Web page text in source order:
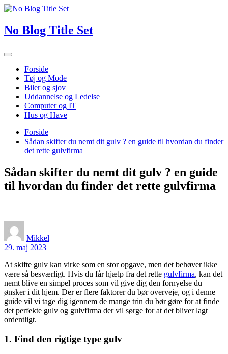
Skip
content
No Blog Title Set
Toggle
navigationForside
Tøj og Mode
Biler og sjov
Uddannelse og Ledelse
Computer og IT
Hus og Have
Forside
Sådan skifter du nemt dit gulv ? en guide til hvordan du finder
det rette gulvfirma
Sådan skifter du nemt dit gulv ? en guide
til hvordan du finder det rette gulvfirma
Mikkel
29. maj 2023
At skifte gulv kan virke som en stor opgave, men det behøver ikke
være så besværligt. Hvis du får hjælp fra det rette gulvfirma, kan det
nemt blive en simpel proces som vil give dig den fornyelse du
ønsker i dit hjem. Der er flere faktorer du bør overveje, og i denne
guide vil vi tage dig igennem de mange trin du bør gøre for at finde
det perfekte gulv og gulvfirma der vil sørge for at det bliver lagt
ordentligt.
1. Find den rigtige type gulv